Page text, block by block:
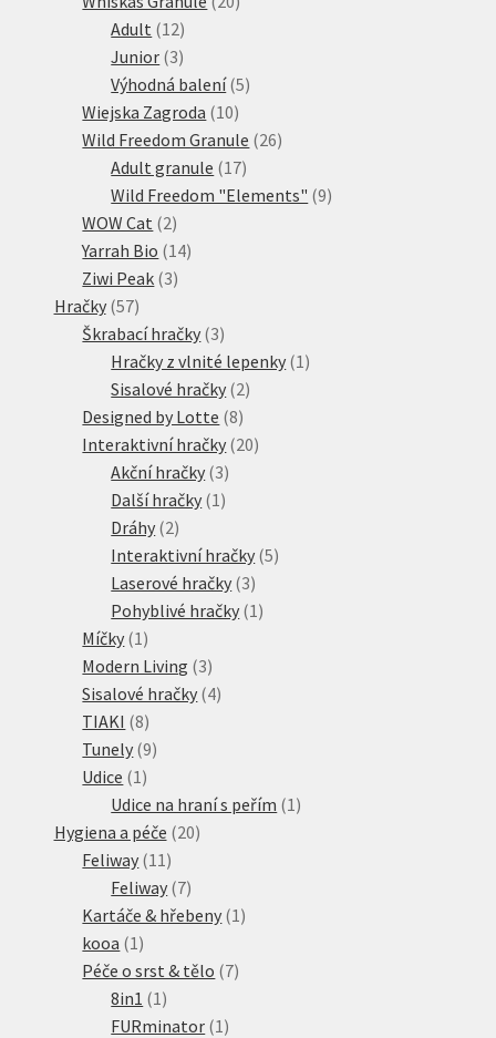
Adult 1212
produktů
Junior 33
produkty
Výhodná balení 55
Wiejska Zagroda 1010
produktů
Wild Freedom Granule 2626
Adult granule 1717
produktů
Wild Freedom "Elements" 99
WOW Cat 22
produkty
Yarrah Bio 1414
Ziwi Peak 33
Hračky 5757
produktů
Škrabací hračky 33
produkty
Hračky z vlnité lepenky 1 1
Sisalové hračky 22
Designed by Lotte 88
produktů
Interaktivní hračky 2020
Akční hračky 33
produkty
Další hračky 1 1
Dráhy 22
produkty
Interaktivní hračky 55
Laserové hračky 33
produkty
Pohyblivé hračky 1 1
Míčky 1 1
produkt
Modern Living 33
produkty
Sisalové hračky 44
TIAKI 88
produktů
Tunely 99
Udice 1 1
produkt
Udice na hraní s peřím 1 1
Hygiena a péče 2020
Feliway 11 11
produktů
Feliway 77
produktů
Kartáče & hřebeny 1 1
kooa 1 1
produkt
Péče o srst & tělo 77
8in1 1 1
produkt
FURminator 1 1